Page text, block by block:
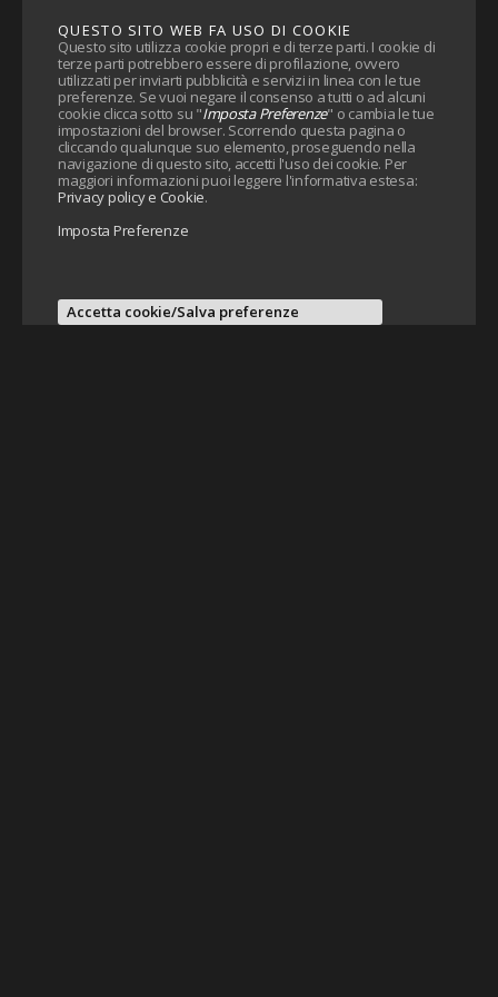
QUESTO SITO WEB FA USO DI COOKIE
Questo sito utilizza cookie propri e di terze parti. I cookie di
terze parti potrebbero essere di profilazione, ovvero
utilizzati per inviarti pubblicità e servizi in linea con le tue
preferenze. Se vuoi negare il consenso a tutti o ad alcuni
cookie clicca sotto su "Imposta Preferenze" o cambia le tue
impostazioni del browser. Scorrendo questa pagina o
cliccando qualunque suo elemento, proseguendo nella
navigazione di questo sito, accetti l'uso dei cookie. Per
maggiori informazioni puoi leggere l'informativa estesa:
Privacy policy e Cookie.
Imposta Preferenze
Accetta cookie/Salva preferenze